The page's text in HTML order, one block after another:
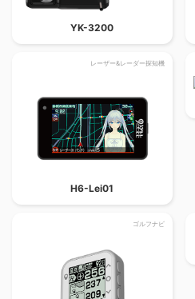
YK-3200
H6-Lei01
レーザー&レーダー探知機
ゴルフナビ